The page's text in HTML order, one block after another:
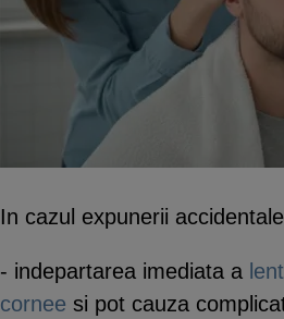
In cazul expunerii
- indepartarea imediata a
cornee si pot cauza